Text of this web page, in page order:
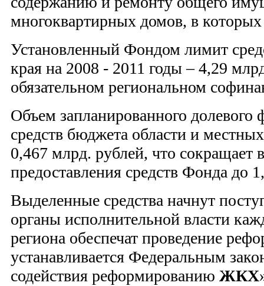
многоквартирных домов, в
Установленный Фондом лимит
края на 2008 - 2011 годы – 4,29
обязательном региональном
Объем запланированного долевого
средств бюджета области и
0,467 млрд. рублей, что
предоставления средств Фонда до
Выделенные средства начнут
органы исполнительной власти
региона обеспечат проведение
устанавливается Федеральным
содействия реформированию ЖКХ